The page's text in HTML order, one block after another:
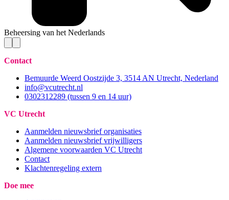
Beheersing van het Nederlands
Contact
Bemuurde Weerd Oostzijde 3, 3514 AN Utrecht, Nederland
info@vcutrecht.nl
0302312289 (tussen 9 en 14 uur)
VC Utrecht
Aanmelden nieuwsbrief organisaties
Aanmelden nieuwsbrief vrijwilligers
Algemene voorwaarden VC Utrecht
Contact
Klachtenregeling extern
Doe mee